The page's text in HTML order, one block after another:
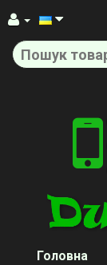
Головна